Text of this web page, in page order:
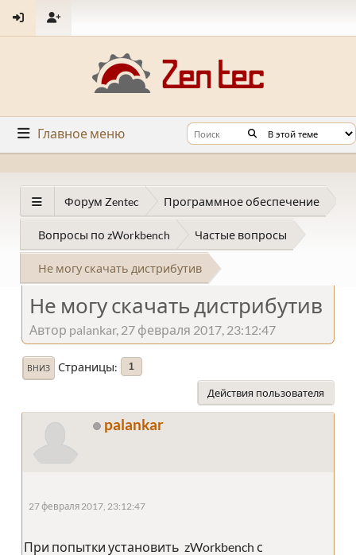
Главное меню
Форум Zentec Программное обеспечение
Вопросы по zWorkbench Частые вопросы
Не могу скачать дистрибутив
Не могу скачать дистрибутив
Автор palankar, 27 февраля 2017, 23:12:47
ВНИЗ Страницы 1
Действия пользователя
palankar
27 февраля 2017, 23:12:47
При попытки установить zWorkbench с